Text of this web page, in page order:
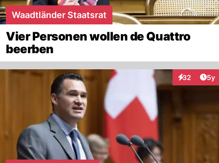
Waadtländer Staatsrat
Vier Personen wollen de Quattro
beerben
32
Interaktionen
5y